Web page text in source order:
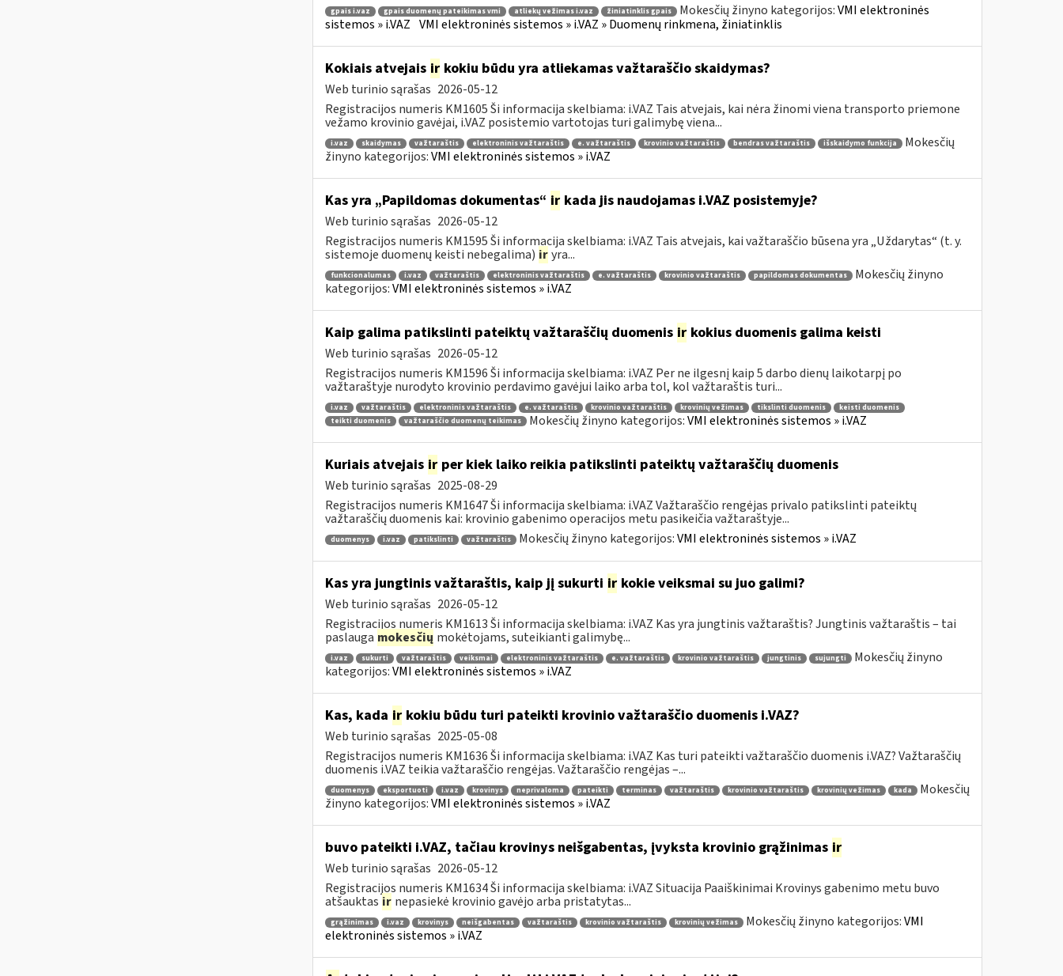
gpais i.vaz gpais duomenų pateikimas vmi atliekų vežimas i.vaz žiniatinklis gpais Mokesčių žinyno kategorijos:VMI elektroninės
sistemos » i.VAZ VMI elektroninės sistemos » i.VAZ » Duomenų rinkmena, žiniatinklis
Kokiais atvejais irkokiu būdu yra atliekamas važtaraščio skaidymas?
Web turinio sąrašas 2026-05-12
Registracijos numeris KM1605 Ši informacija skelbiama: i.VAZ Tais atvejais, kai nėra žinomi viena transporto priemone
vežamo krovinio gavėjai, i.VAZ posistemio vartotojas turi galimybę viena...
i.vaz skaidymas važtaraštis elektroninis važtaraštis e. važtaraštis krovinio važtaraštis bendras važtaraštis išskaidymo funkcija
Mokesčių
žinyno kategorijos:VMI elektroninės sistemos » i.VAZ
Kas yra „Papildomas dokumentas“ irkada jis naudojamas i.VAZ posistemyje?
Web turinio sąrašas 2026-05-12
Registracijos numeris KM1595 Ši informacija skelbiama: i.VAZ Tais atvejais, kai važtaraščio būsena yra „Uždarytas“ (t. y.
sistemoje duomenų keisti nebegalima) ir yra...
funkcionalumas i.vaz važtaraštis elektroninis važtaraštis e. važtaraštis krovinio važtaraštis papildomas dokumentas
Mokesčių žinyno
kategorijos:VMI elektroninės sistemos » i.VAZ
Kaip galima patikslinti pateiktų važtaraščių duomenis irkokius duomenis galima keisti
Web turinio sąrašas 2026-05-12
Registracijos numeris KM1596 Ši informacija skelbiama: i.VAZ Per ne ilgesnį kaip 5 darbo dienų laikotarpį po
važtaraštyje nurodyto krovinio perdavimo gavėjui laiko arba tol, kol važtaraštis turi...
i.vaz važtaraštis elektroninis važtaraštis e. važtaraštis krovinio važtaraštis krovinių vežimas tikslinti duomenis
keisti duomenis
teikti duomenis
važtaraščio duomenų teikimas Mokesčių žinyno kategorijos:VMI elektroninės sistemos » i.VAZ
Kuriais atvejais irper kiek laiko reikia patikslinti pateiktų važtaraščių duomenis
Web turinio sąrašas 2025-08-29
Registracijos numeris KM1647 Ši informacija skelbiama: i.VAZ Važtaraščio rengėjas privalo patikslinti pateiktų
važtaraščių duomenis kai: krovinio gabenimo operacijos metu pasikeičia važtaraštyje...
duomenys i.vaz patikslinti važtaraštis Mokesčių žinyno kategorijos:VMI elektroninės sistemos » i.VAZ
Kas yra jungtinis važtaraštis, kaip jį sukurti irkokie veiksmai su juo galimi?
Web turinio sąrašas 2026-05-12
Registracijos numeris KM1613 Ši informacija skelbiama: i.VAZ Kas yra jungtinis važtaraštis? Jungtinis važtaraštis – tai
paslauga mokesčių mokėtojams, suteikianti galimybę...
i.vaz sukurti važtaraštis veiksmai elektroninis važtaraštis e. važtaraštis krovinio važtaraštis jungtinis sujungti
Mokesčių žinyno
kategorijos:VMI elektroninės sistemos » i.VAZ
Kas, kada irkokiu būdu turi pateikti krovinio važtaraščio duomenis i.VAZ?
Web turinio sąrašas 2025-05-08
Registracijos numeris KM1636 Ši informacija skelbiama: i.VAZ Kas turi pateikti važtaraščio duomenis i.VAZ? Važtaraščių
duomenis i.VAZ teikia važtaraščio rengėjas. Važtaraščio rengėjas –...
duomenys eksportuoti i.vaz krovinys neprivaloma pateikti terminas važtaraštis krovinio važtaraštis krovinių vežimas kada
Mokesčių
žinyno kategorijos:VMI elektroninės sistemos » i.VAZ
buvo pateikti i.VAZ, tačiau krovinys neišgabentas, įvyksta krovinio grąžinimas ir
Web turinio sąrašas 2026-05-12
Registracijos numeris KM1634 Ši informacija skelbiama: i.VAZ Situacija Paaiškinimai Krovinys gabenimo metu buvo
atšauktas ir nepasiekė krovinio gavėjo arba pristatytas...
grąžinimas i.vaz krovinys neišgabentas važtaraštis krovinio važtaraštis krovinių vežimas Mokesčių žinyno kategorijos:VMI
elektroninės sistemos » i.VAZ